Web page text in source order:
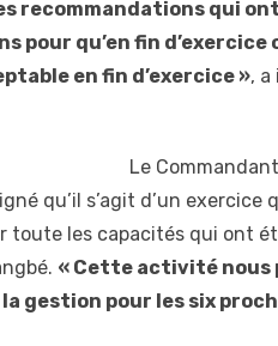
recommandations qui
pour qu’en fin d’exercice
en fin d’exercice », a
Le
qu’il s’agit d’un
toute les capacités qui ont
« Cette activité nous
gestion pour les six